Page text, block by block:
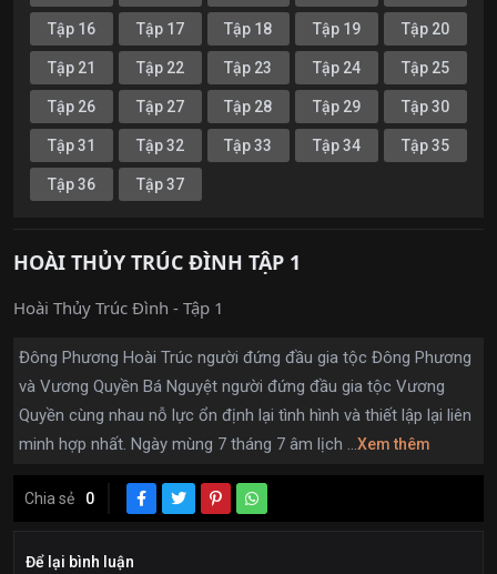
Tập 16 Tập 17 Tập 18 Tập 19 Tập 20
Tập 21 Tập 22 Tập 23 Tập 24 Tập 25
Tập 26 Tập 27 Tập 28 Tập 29 Tập 30
Tập 31 Tập 32 Tập 33 Tập 34 Tập 35
Tập 36 Tập 37
HOÀI THỦY TRÚC ĐÌNH TẬP 1
Hoài Thủy Trúc Đình - Tập 1
Đông Phương Hoài Trúc người đứng đầu gia tộc Đông Phương
và Vương Quyền Bá Nguyệt người đứng đầu gia tộc Vương
Quyền cùng nhau nỗ lực ổn định lại tình hình và thiết lập lại liên
minh hợp nhất. Ngày mùng 7 tháng 7 âm lịch ...Xem thêm
Chia sẻ 0
Để lại bình luận